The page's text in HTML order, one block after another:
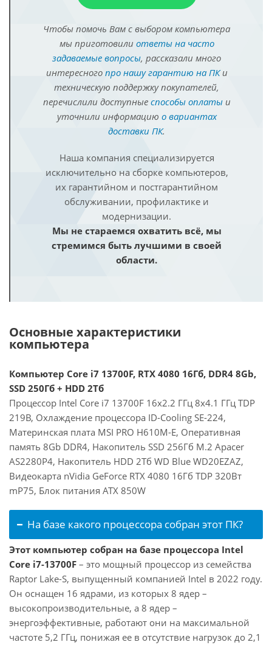
Чтобы помочь Вам с выбором компьютера
мы приготовили ответы на часто
задаваемые вопросы, рассказали много
интересного про нашу гарантию на ПКи
техническую поддержку покупателей,
перечислили доступные способы оплатыи
уточнили информацию о вариантах
доставки ПК.
Наша компания специализируется
исключительно на сборке компьютеров,
их гарантийном и постгарантийном
обслуживании, профилактике и
модернизации.
Мы не стараемся охватить всё, мы
стремимся быть лучшими в своей
области.
Основные характеристики
компьютера
Компьютер Core i7 13700F, RTX 4080 16Гб, DDR4 8Gb,
SSD 250Гб + HDD 2Тб
Процессор Intel Core i7 13700F 16x2.2 ГГц 8x4.1 ГГц TDP
219В, Охлаждение процессора ID-Cooling SE-224,
Материнская плата MSI PRO H610M-E, Оперативная
память 8Gb DDR4, Накопитель SSD 256Гб M.2 Apacer
AS2280P4, Накопитель HDD 2Тб WD Blue WD20EZAZ,
Видеокарта nVidia GeForce RTX 4080 16Гб TDP 320Вт
mP75, Блок питания ATX 850W
На базе какого процессора собран этот ПК?
Этот компьютер собран на базе процессора Intel
Core i7-13700F – это мощный процессор из семейства
Raptor Lake-S, выпущенный компанией Intel в 2022 году.
Он оснащен 16 ядрами, из которых 8 ядер –
высокопроизводительные, а 8 ядер –
энергоэффективные, работают они на максимальной
частоте 5,2 ГГц, понижая ее в отсутствие нагрузок до 2,1